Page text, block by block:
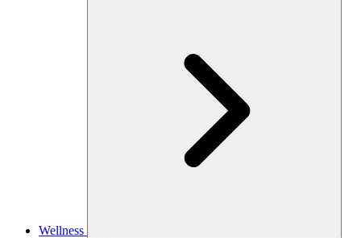
Wellness